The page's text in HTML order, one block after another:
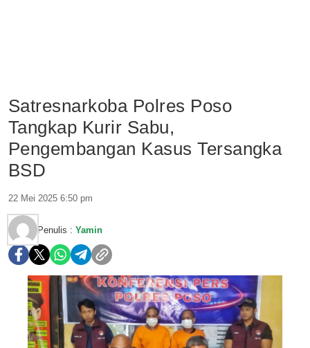
Satresnarkoba Polres Poso
Tangkap Kurir Sabu,
Pengembangan Kasus Tersangka
BSD
22 Mei 2025 6:50 pm
Penulis : Yamin